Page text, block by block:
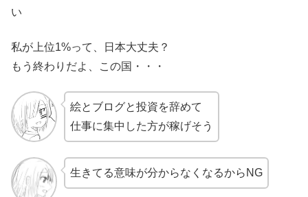
い
私が上位1%って、日本大丈夫？
もう終わりだよ、この国・・・
絵とブログと投資を辞めて
仕事に集中した方が稼げそう
生きてる意味が分からなくなるからNG